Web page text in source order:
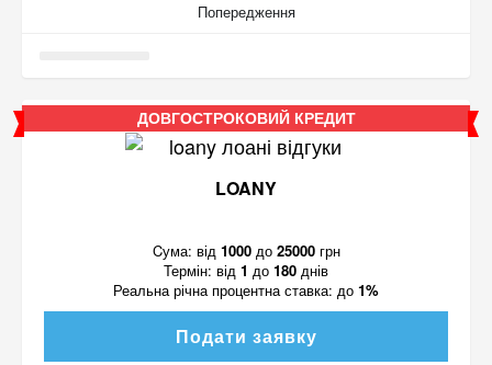
Попередження
ДОВГОСТРОКОВИЙ КРЕДИТ
LOANY
Cума: від 1000до 25000грн
Термін: від 1 до 180 днів
Реальна річна процентна ставка: до 1%
Подати заявку